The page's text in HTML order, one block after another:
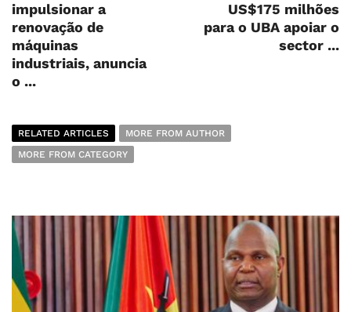
impulsionar a
renovação de
máquinas
industriais, anuncia
o ...
US$175 milhões
para o UBA apoiar o
sector ...
RELATED ARTICLES
MORE FROM AUTHOR
MORE FROM CATEGORY